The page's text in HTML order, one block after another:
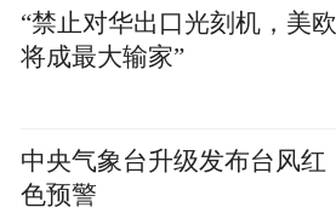
“禁止对华出口光刻机，美欧
将成最大输家”
中央气象台升级发布台风红
色预警